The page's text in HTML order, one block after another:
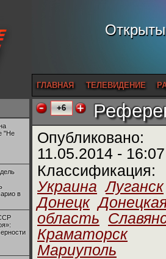
ГЛАВНАЯ ТЕЛЕВИДЕНИЕ
"Не
в
+6
Опубликовано:
11.05.2014 - 16:07
Классификация:
Украина Луганск
Донецк
область
Краматорск
Мариуполь